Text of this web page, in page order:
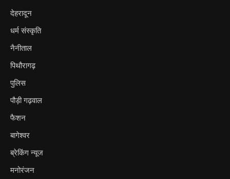
देहरादून
धर्म संस्कृति
नैनीताल
पिथौरागढ़
पुलिस
पौड़ी गढ़वाल
फैशन
बागेश्वर
ब्रेकिंग न्यूज
मनोरंजन